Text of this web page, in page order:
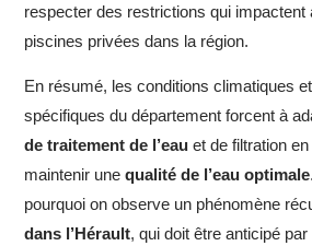
respecter des restrictions qui impactent
piscines privées dans la région.
En résumé, les conditions climatiques
spécifiques du département forcent à
de traitement de l’eau et de filtration
maintenir une qualité de l’eau optimale
pourquoi on observe un phénomène
dans l’Hérault, qui doit être anticipé